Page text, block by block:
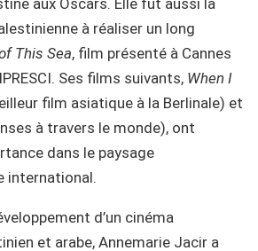
à réaliser un long
This Sea, film présenté à Cannes
Ses films suivants, When I
film asiatique à la Berlinale) et
à travers le monde), ont
dans le paysage
international.
d’un cinéma
et arabe, Annemarie Jacir a